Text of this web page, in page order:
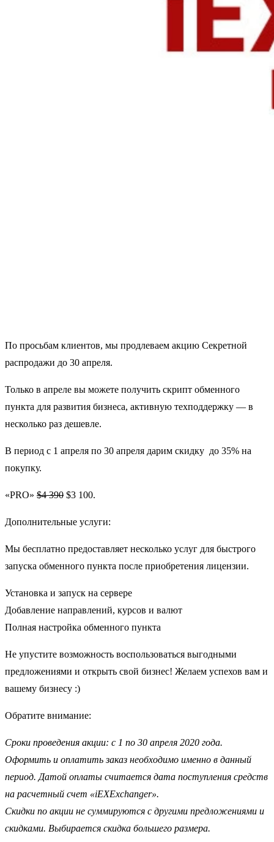
По просьбам клиентов, мы продлеваем акцию Секретной
распродажи до 30 апреля.
Только в апреле вы можете получить скрипт обменного
пункта для развития бизнеса, активную техподдержку — в
несколько раз дешевле.
В период с 1 апреля по 30 апреля дарим скидку до 35% на
покупку.
«PRO» $4 390 $3 100.
Дополнительные услуги:
Мы бесплатно предоставляет несколько услуг для быстрого
запуска обменного пункта после приобретения лицензии.
Установка и запуск на сервере
Добавление направлений, курсов и валют
Полная настройка обменного пункта
Не упустите возможность воспользоваться выгодными
предложениями и открыть свой бизнес! Желаем успехов вам и
вашему бизнесу :)
Обратите внимание:
Сроки проведения акции: с 1 по 30 апреля 2020 года.
Оформить и оплатить заказ необходимо именно в данный
период. Датой оплаты считается дата поступления средств
на расчетный счет «iEXExchanger».
Скидки по акции не суммируются с другими предложениями и
скидками. Выбирается скидка большего размера.